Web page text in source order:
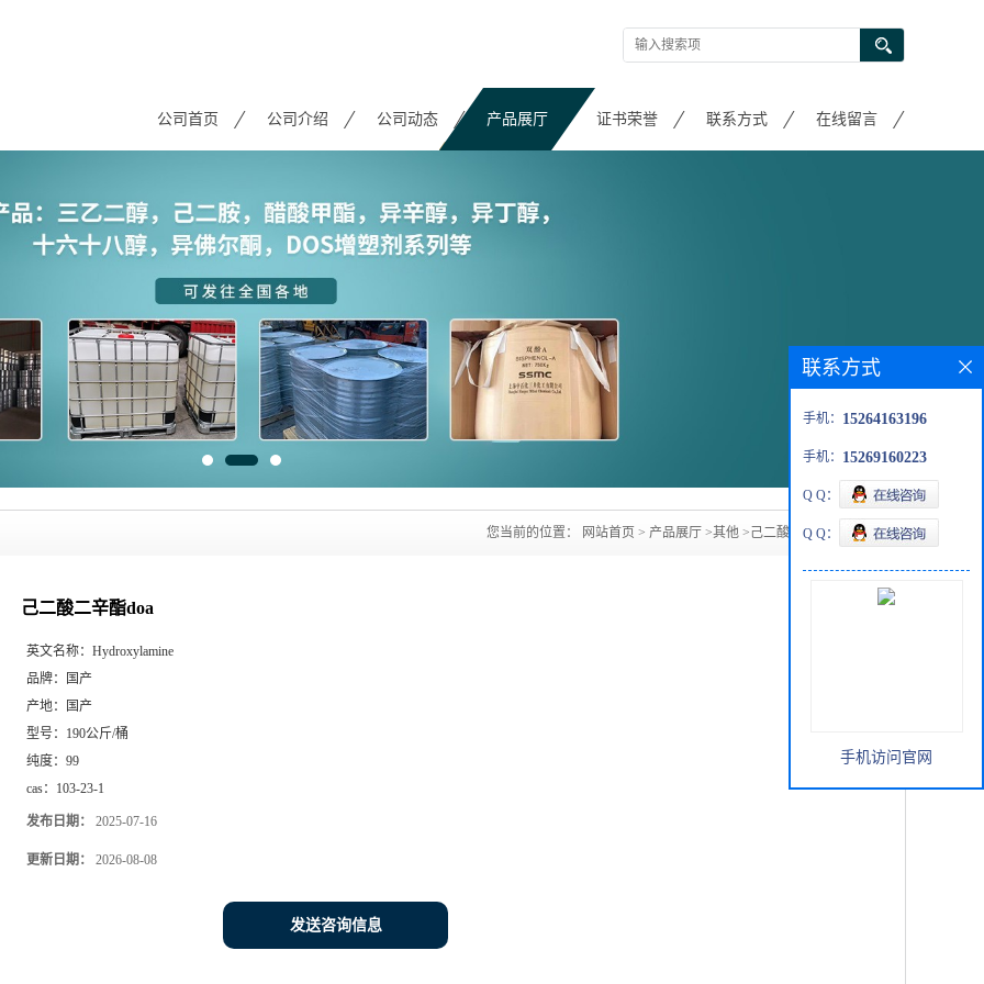
公司首页 公司介绍 公司动态 产品展厅 证书荣誉 联系方式 在线留言
您当前的位置： 网站首页 > 产品展厅 >其他 >己二酸二辛酯doa
己二酸二辛酯doa
英文名称： Hydroxylamine
品牌： 国产
产地： 国产
型号： 190公斤/桶
纯度： 99
cas： 103-23-1
发布日期： 2025-07-16
更新日期： 2026-08-08
发送咨询信息
联系方式
手机： 15264163196
手机： 15269160223
Q Q：
Q Q：
手机访问官网